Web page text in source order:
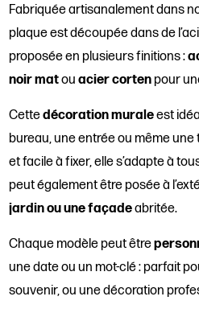
Fabriquée artisanalement dans
plaque est découpée dans de
proposée en plusieurs finitions :
noir matouacier corten pour
Cettedécoration muraleest
bureau, une entrée ou même
et facile à fixer, elle s’adapte à
peut également être posée à
jardin ou une façadeabritée.
Chaque modèle peut être
une date ou un mot-clé : parfait
souvenir, ou une décoration